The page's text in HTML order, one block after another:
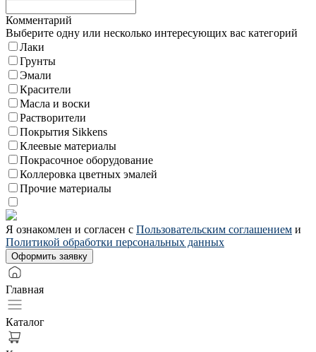
Комментарий
Выберите одну или несколько интересующих вас категорий
Лаки
Грунты
Эмали
Красители
Масла и воски
Растворители
Покрытия Sikkens
Клеевые материалы
Покрасочное оборудование
Коллеровка цветных эмалей
Прочие материалы
Я ознакомлен и согласен с Пользовательским соглашением и
Политикой обработки персональных данных
Главная
Каталог